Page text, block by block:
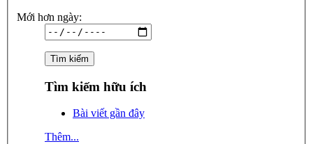
Mới hơn ngày:
Tìm kiếm hữu ích
Bài viết gần đây
Thêm...